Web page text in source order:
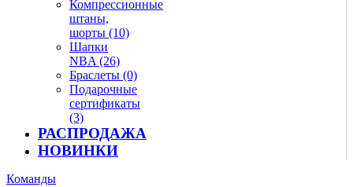
Компрессионные
штаны,
шорты (10)
Шапки
NBA (26)
Браслеты (0)
Подарочные
сертификаты
(3)
РАСПРОДАЖА
НОВИНКИ
Команды